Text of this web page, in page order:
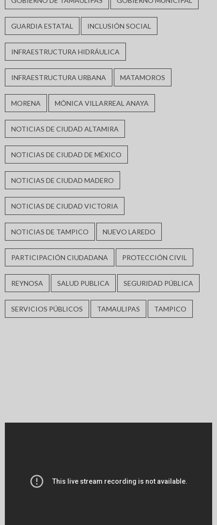
GUARDIA ESTATAL INCLUSIÓN SOCIAL
INFRAESTRUCTURA HIDRÁULICA
INFRAESTRUCTURA URBANA MATAMOROS
MORENA MÓNICA VILLARREAL ANAYA
NOTICIAS DE CIUDAD ALTAMIRA
NOTICIAS DE CIUDAD DE MÉXICO
NOTICIAS DE CIUDAD MADERO
NOTICIAS DE CIUDAD VICTORIA
NOTICIAS DE TAMPICO NUEVO LAREDO
PARTICIPACIÓN CIUDADANA PROTECCIÓN CIVIL
REYNOSA SALUD PUBLICA SEGURIDAD PÚBLICA
SERVICIOS PÚBLICOS TAMAULIPAS TAMPICO